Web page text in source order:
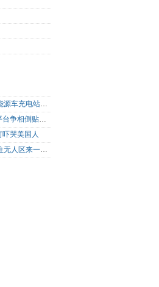
高峰堵路夜半扰人，为便民而建的新能源车充电站为何成了扰民之源？
DeepSeek低价风暴打服硅谷！海外平台争相倒贴V4 Flash
哭美国人
梁文锋被扒出早年微博小号，孤身前往无人区来一场相当 deep 的 seek 旅行